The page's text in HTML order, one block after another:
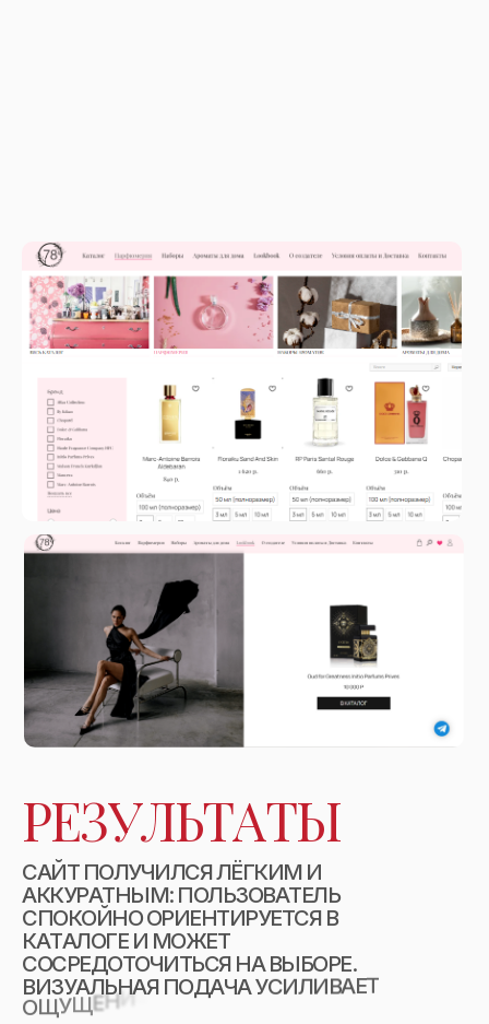
РЕЗУЛЬТАТЫ
САЙТ ПОЛУЧИЛСЯЛЁГКИМ И
АККУРАТНЫМ: ПОЛЬЗОВАТЕЛЬ
СПОКОЙНО ОРИЕНТИРУЕТСЯ В
КАТАЛОГЕ И МОЖЕТ
СОСРЕДОТОЧИТЬСЯ НА ВЫБОРЕ.
ВИЗУАЛЬНАЯ ПОДАЧАУСИЛИВАЕТ
ОЩУЩЕНИ